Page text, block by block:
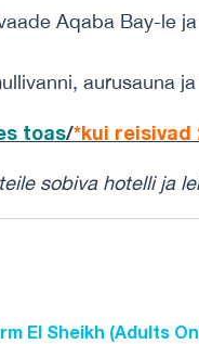
Aqaba Bay-le
aurusauna
toas/*kui reisivad
sobiva hotelli ja
El Sheikh (Adults